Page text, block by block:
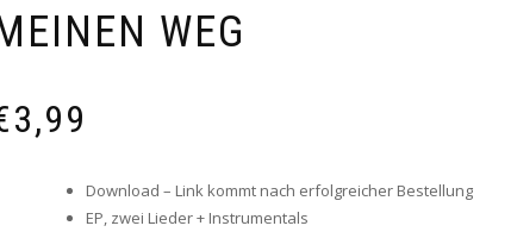
WEG
3,99
Download – Link kommt nach erfolgreicher Bestellung
EP, zwei Lieder + Instrumentals